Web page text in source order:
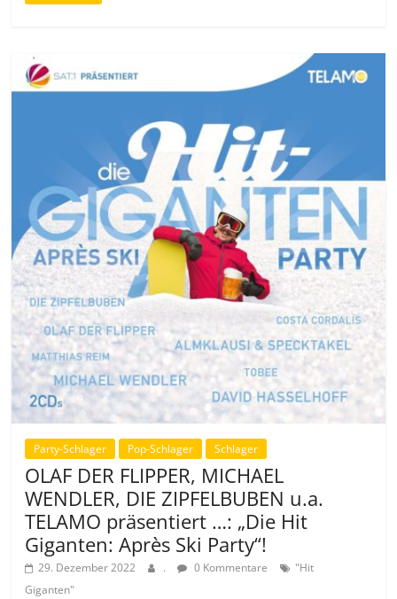
Party-Schlager Pop-Schlager Schlager
OLAF DER FLIPPER, MICHAEL
WENDLER, DIE ZIPFELBUBEN u.a.
TELAMO präsentiert …: „Die Hit
Giganten: Après Ski Party“!
29. Dezember 2022 . 0 Kommentare
"Hit
Giganten"